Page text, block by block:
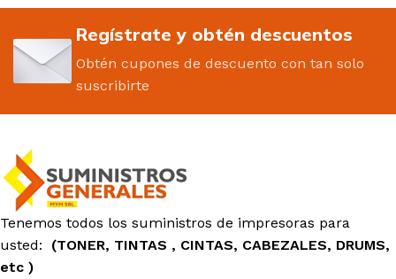
Regístrate y obtén descuentos
Obtén cupones de descuento con tan solo
suscribirte
Tenemos todos los suministros de impresoras para
usted: (TONER, TINTAS , CINTAS, CABEZALES, DRUMS,
etc )